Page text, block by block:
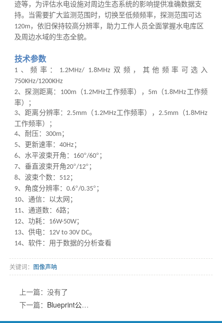
迹等，为评估水电设施对周边生态系统的影响提供准确数据支
持。当需要扩大监测范围时，切换至低频频率，探测范围可达
120m，依旧保持较高分辨率，助力工作人员全面掌握水电库区
及周边水域的生态全貌。
技术参数
1、频率： 1.2MHz/ 1.8MHz 双频，其他频率可选入
750KHz/1200KHz
2、探测距离： 100m（1.2MHz工作频率）， 5m（1.8MHz 工作频
率）；
3、距离分辨率：2.5mm （ 1.2MHz工作频率）， 2.5mm（1.8MHz
工作频率）；
4、耐压： 300m；
5、更新速率： 40Hz ；
6、水平波束开角： 160°/60°；
7、垂直波束开角20°/12°；
8、波束个数： 512；
9、角度分辨率： 0.6°/0.35°；
10、通信：以太网；
11、通道数： 6路；
12、功耗： 16W-50W；
13、供电： 12V to 30V DC。
14、软件：用于数据的分析查看
关键词： 图像声呐
上一篇：没有了
下一篇： Blueprint公司M3000d双频识别声呐